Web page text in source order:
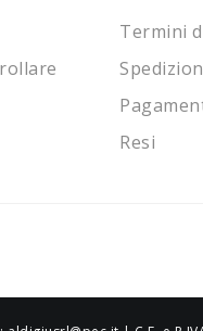
Termini
Resi